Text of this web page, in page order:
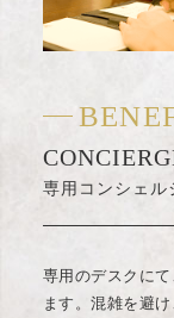
専用コンシェル
専用のデスクに
ます。混雑を避